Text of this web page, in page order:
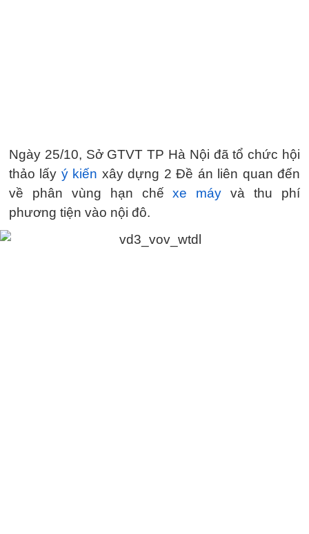
Ngày 25/10, Sở GTVT TP Hà Nội đã tổ chức hội
thảo lấy ý kiến xây dựng 2 Đề án liên quan đến
về phân vùng hạn chếxe máy và thu phí
phương tiện vào nội đô.